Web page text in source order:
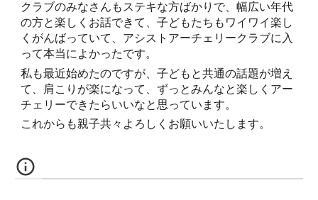
クラブのみなさんもステキな方ばかりで、幅広い年代
の方と楽しくお話できて、子どもたちもワイワイ楽し
くがんばっていて、アシストアーチェリークラブに入
って本当によかったです。
私も最近始めたのですが、子どもと共通の話題が増え
て、肩こりが楽になって、ずっとみんなと楽しくアー
チェリーできたらいいなと思っています。
これからも親子共々よろしくお願いいたします。